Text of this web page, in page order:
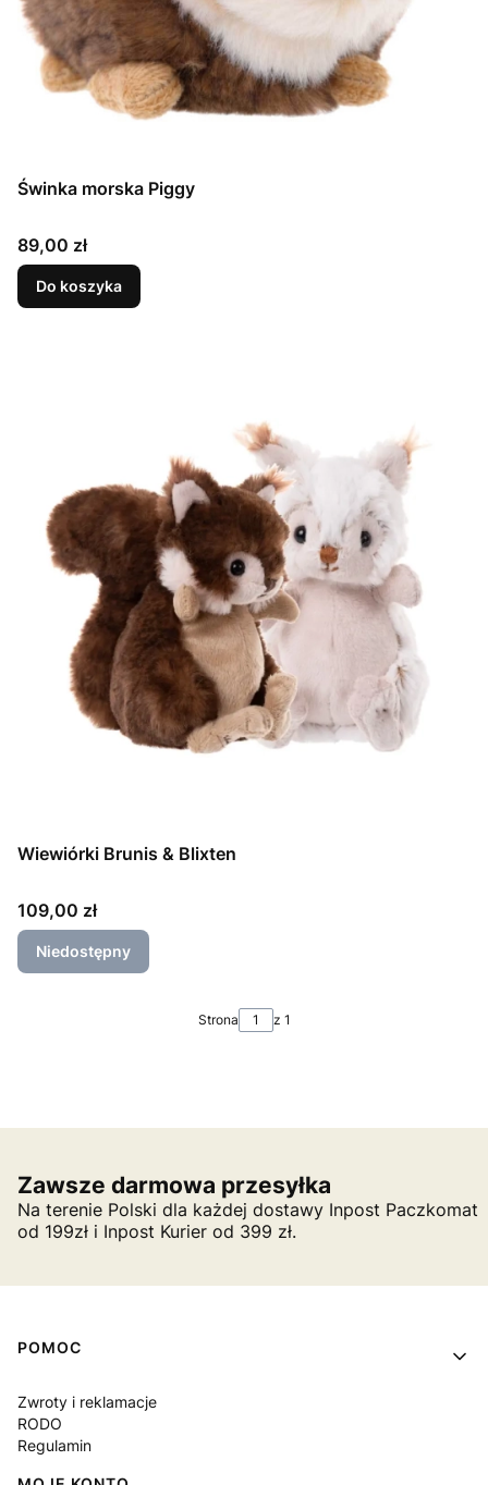
Świnka morska Piggy
Cena
89,00 zł
Do koszyka
Wiewiórki Brunis & Blixten
Cena
109,00 zł
Niedostępny
Strona z 1
Zawsze darmowa przesyłka
Na terenie Polski dla każdej dostawy Inpost Paczkomat
od 199zł i Inpost Kurier od 399 zł.
Linki w stopce
POMOC
Zwroty i reklamacje
RODO
Regulamin